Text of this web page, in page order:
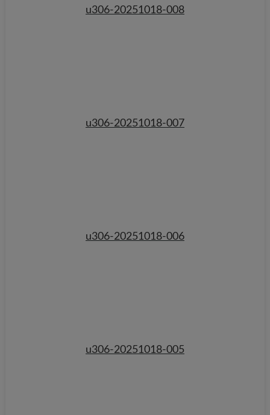
u306-20251018-008
u306-20251018-007
u306-20251018-006
u306-20251018-005